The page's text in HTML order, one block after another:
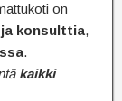
on
ja konsulttia,
.
kaikki